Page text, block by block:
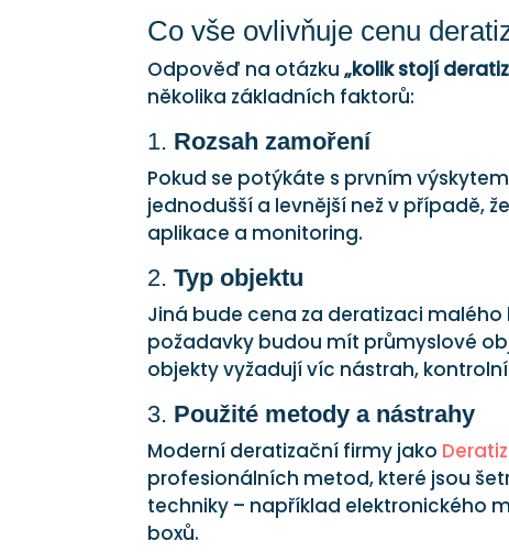
Co vše ovlivňuje cenu
Odpověď na otázku„kolik stojí
několika základních faktorů:
1. Rozsah zamoření
Pokud se potýkáte s prvním
jednodušší a levnější než v případě,
aplikace a monitoring.
2.Typ objektu
Jiná bude cena za deratizaci
požadavky budou mít průmyslové
objekty vyžadují víc nástrah,
3. Použité metody a nástrahy
Moderní deratizační firmy jako
profesionálních metod, které jsou
techniky – například elektronického
boxů.